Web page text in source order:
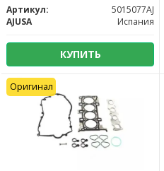
Артикул:
5015077AJ
AJUSA
Испания
КУПИТЬ
Оригинал